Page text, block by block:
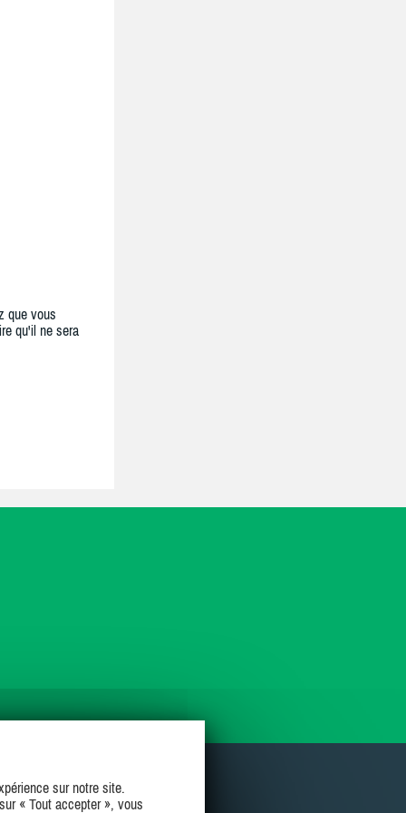
que vous
qu'il ne sera
sur notre site.
« Tout accepter », vous